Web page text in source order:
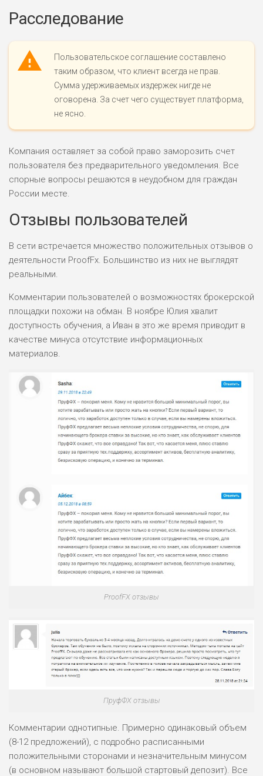
БЮДЖЕТ: НИЗКИЙ
ПОДОЙДЕТ
ВСЕМ
ДОХОД: НИЗКИЙ
ПОДОЙДЕТ
ДОХОД: СРЕДНИЙ
Расследование
Пользовательское соглашение составлено
таким образом, что клиент всегда не прав.
Сумма удерживаемых издержек нигде не
оговорена. За счет чего существует платформа,
не ясно.
Компания оставляет за собой право заморозить счет
пользователя без предварительного уведомления. Все
спорные вопросы решаются в неудобном для граждан
России месте.
Отзывы пользователей
В сети встречается множество положительных отзывов о
деятельности ProofFx. Большинство из них не выглядят
реальными.
Комментарии пользователей о возможностях брокерской
площадки похожи на обман. В ноябре Юлия хвалит
доступность обучения, а Иван в это же время приводит в
качестве минуса отсутствие информационных
материалов.
ProofFX отзывы
ПруфФХ отзывы
Комментарии однотипные. Примерно одинаковый объем
(8-12 предложений), с подробно расписанными
положительными сторонами и незначительным минусом
(в основном называют большой стартовый депозит). Все